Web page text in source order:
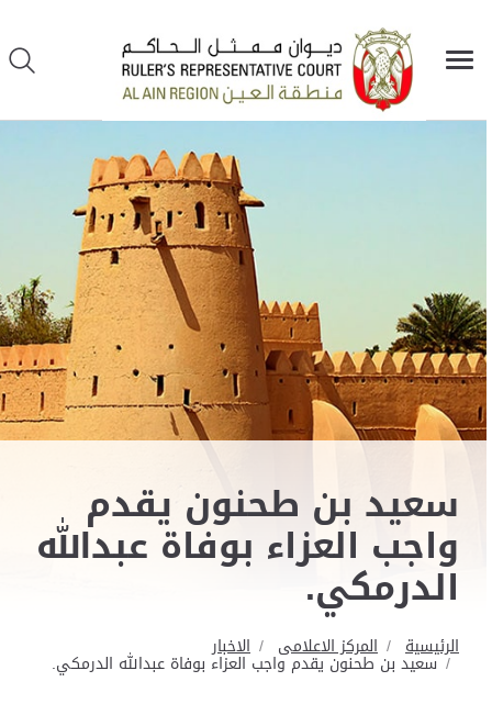
سعيد بن طحنون يقدم
واجب العزاء بوفاة عبدالله
الدرمكي.
الرئيسية المركز الاعلامى الاخبار
سعيد بن طحنون يقدم واجب العزاء بوفاة عبدالله الدرمكي.